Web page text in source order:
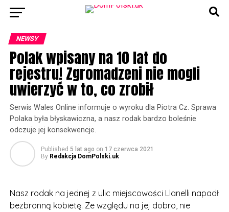
NEWSY
Polak wpisany na 10 lat do
rejestru! Zgromadzeni nie mogli
uwierzyć w to, co zrobił
Serwis Wales Online informuje o wyroku dla Piotra Cz. Sprawa
Polaka była błyskawiczna, a nasz rodak bardzo boleśnie
odczuje jej konsekwencje.
Published 5 lat ago on 17 czerwca 2021
By Redakcja DomPolski.uk
Nasz rodak na jednej z ulic miejscowości Llanelli napadł
bezbronną kobietę. Ze względu na jej dobro, nie